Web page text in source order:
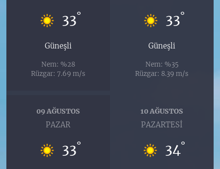
33°
Güneşli
Nem: %28
Rüzgar: 7.69 m/s
33°
Güneşli
Nem: %35
Rüzgar: 8.39 m/s
09 AĞUSTOS
PAZAR
33°
10 AĞUSTOS
PAZARTESI
34°